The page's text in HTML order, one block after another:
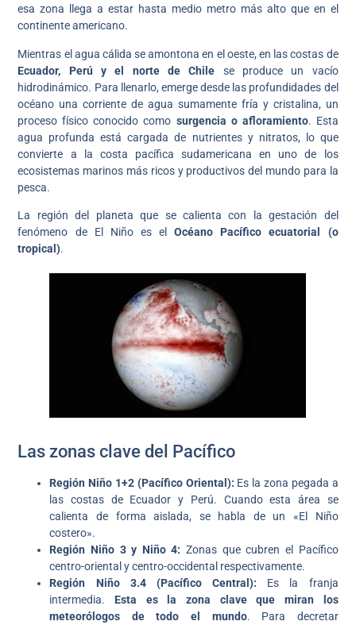
esa zona llega a estar hasta medio metro más alto que en el
continente americano.
Mientras el agua cálida se amontona en el oeste, en las costas de
Ecuador, Perú y el norte de Chile se produce un vacío
hidrodinámico. Para llenarlo, emerge desde las profundidades del
océano una corriente de agua sumamente fría y cristalina, un
proceso físico conocido como surgencia o afloramiento. Esta
agua profunda está cargada de nutrientes y nitratos, lo que
convierte a la costa pacífica sudamericana en uno de los
ecosistemas marinos más ricos y productivos del mundo para la
pesca.
La región del planeta que se calienta con la gestación del
fenómeno de El Niño es elOcéano Pacífico ecuatorial (o
tropical).
Las zonas clave del Pacífico
Región Niño 1+2 (Pacífico Oriental): Es la zona pegada a
las costas de Ecuador y Perú. Cuando esta área se
calienta de forma aislada, se habla de un «El Niño
costero».
Región Niño 3 y Niño 4: Zonas que cubren el Pacífico
centro-oriental y centro-occidental respectivamente.
Región Niño 3.4 (Pacífico Central): Es la franja
intermedia. Esta es la zona clave que miran los
meteorólogos de todo el mundo. Para decretar